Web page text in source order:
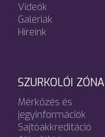
Videók
Galériák
Híreink
SZURKOLÓI ZÓNA
Mérkőzés és
jegyinformációk
Sajtóakkreditáció